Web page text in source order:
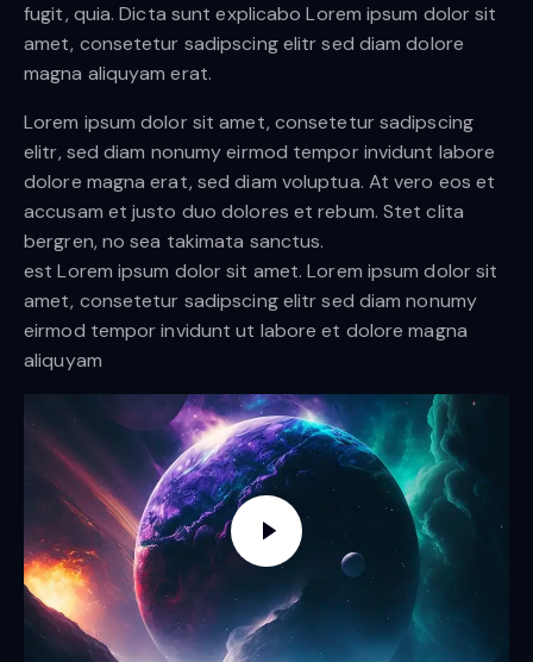
fugit, quia. Dicta sunt explicabo Lorem ipsum dolor sit
amet, consetetur sadipscing elitr sed diam dolore
magna aliquyam erat.
Lorem ipsum dolor sit amet, consetetur sadipscing
elitr, sed diam nonumy eirmod tempor invidunt labore
dolore magna erat, sed diam voluptua. At vero eos et
accusam et justo duo dolores et rebum. Stet clita
bergren, no sea takimata sanctus.
est Lorem ipsum dolor sit amet. Lorem ipsum dolor sit
amet, consetetur sadipscing elitr sed diam nonumy
eirmod tempor invidunt ut labore et dolore magna
aliquyam